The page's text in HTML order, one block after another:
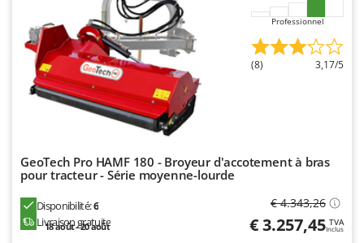
Professionnel
(8) 3,17/5
GeoTech Pro HAMF 180 - Broyeur d'accotement à bras
pour tracteur - Série moyenne-lourde
Disponibilité:6
Livraison gratuite
18 août - 20 août
€ 4.343,26
€ 3.257,45 TVA
Inclus